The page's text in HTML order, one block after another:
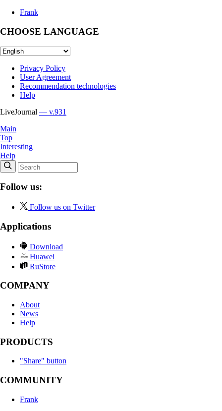
Frank
CHOOSE LANGUAGE
Privacy Policy
User Agreement
Recommendation technologies
Help
LiveJournal — v.931
Main
Top
Interesting
Help
Follow us:
Follow us on Twitter
Applications
Download
Huawei
RuStore
COMPANY
About
News
Help
PRODUCTS
"Share" button
COMMUNITY
Frank